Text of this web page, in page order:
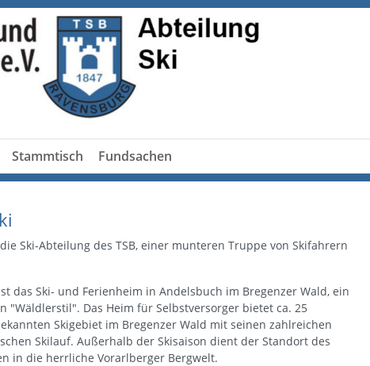
Stammtisch Fundsachen
Ski-Abteilung des TSB, einer munteren Truppe von Skifahrern
das Ski- und Ferienheim in Andelsbuch im Bregenzer Wald, ein
"Wäldlerstil". Das Heim für Selbstversorger bietet ca. 25
Skigebiet im Bregenzer Wald mit seinen zahlreichen
Skilauf. Außerhalb der Skisaison dient der Standort des
in die herrliche Vorarlberger Bergwelt.